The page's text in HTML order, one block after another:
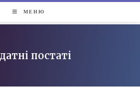
МЕНЮ
постаті